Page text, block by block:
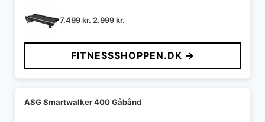
7.499kr. Den
pris
var:
7.499 kr..
2.999kr.
pris
er:
2.999 kr..
FITNESSSHOPPEN.DK →
ASG Smartwalker 400 Gåbånd